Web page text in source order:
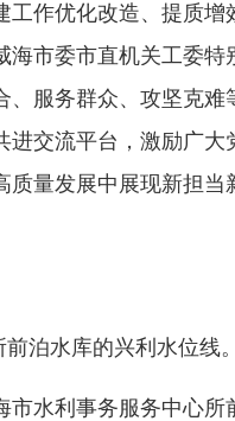
作优化改造、提质增
海市委市直机关工委特
、服务群众、攻坚克
进交流平台，激励广
质量发展中展现新担
泊水库的兴利水位线。
水利事务服务中心所